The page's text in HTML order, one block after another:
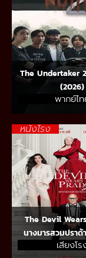
The Undertaker
(2026)
พากย์ไ
หนังโรง
The Devil
นางมารสวมปราด้
เสียงโร